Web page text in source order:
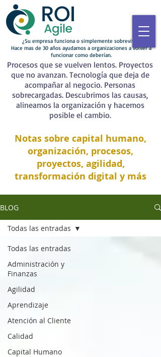
¿Su empresa funciona o simplemente sobrevive?
Hace mas de 30 años ayudamos a organizaciones a volver a
funcionar como deberían.
Procesos que se vuelven lentos. Proyectos
que no avanzan. Tecnología que deja de
acompañar al negocio. Personas
sobrecargadas. Descubrimos las causas,
alineamos la organización y hacemos
posible el cambio.
Notas sobre capital humano,
organización, procesos,
proyectos, agilidad,
transformación digital y más
BLOG
Todas las entradas
Administración y
Finanzas
Agilidad
Aprendizaje
Atención al Cliente
Calidad
Capital Humano
Todas las entradas